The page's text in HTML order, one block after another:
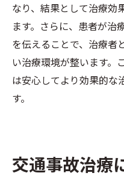
なり、結果として治療効
ます。さらに、患者が治
を伝えることで、治療者
い治療環境が整います。
は安心してより効果的な
す。
交通事故治療